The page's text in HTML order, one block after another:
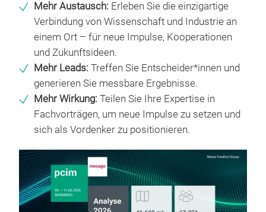
Mehr Austausch: Erleben Sie die einzigartige
Verbindung von Wissenschaft und Industrie an
einem Ort – für neue Impulse, Kooperationen
und Zukunftsideen.
Mehr Leads: Treffen Sie Entscheider*innen und
generieren Sie messbare Ergebnisse.
Mehr Wirkung: Teilen Sie Ihre Expertise in
Fachvorträgen, um neue Impulse zu setzen und
sich als Vordenker zu positionieren.